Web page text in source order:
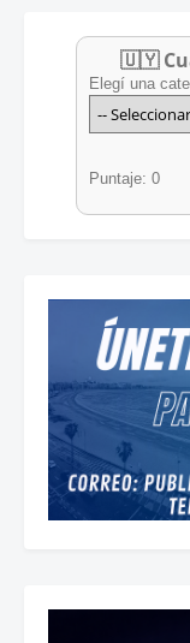
🇺🇾
Elegí una
Puntaje: 0